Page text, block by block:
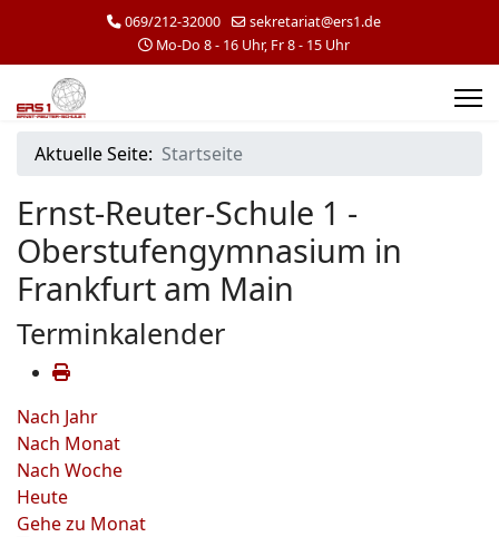
069/212-32000
sekretariat@ers1.de
Mo-Do 8 - 16 Uhr, Fr 8 - 15 Uhr
Aktuelle Seite: Startseite
Ernst-Reuter-Schule 1 -
Oberstufengymnasium in
Frankfurt am Main
Terminkalender
Nach Jahr
Nach Monat
Nach Woche
Heute
Gehe zu Monat